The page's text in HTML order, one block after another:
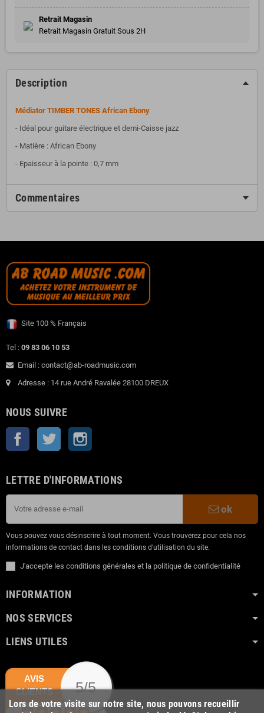
Retrait Magasin
Retrait Magasin Gratuit Sous 2H
Description
Médiator TIMBER TONES African Ebony
- Idéal pour guitare électrique et demi-Caisse jazz
- Matière : African Ebony
- Epaisseur à la pointe : 0,7 mm
Commentaires
Site 100 % Français
Tel : 09 83 06 10 53
Email : contact@ab-roadmusic.com
Adresse : 14 rue André Ravalée 28100 DREUX
NOUS SUIVRE
Facebook Twitter
LETTRE D'INFORMATIONS
ok
Vous pouvez vous désinscrire à tout moment. Vous trouverez pour cela nos
informations de contact dans les conditions d'utilisation du site.
J'accepte les conditions générales et la politique de confidentialité
INFORMATION
NOS SERVICES
LIENS UTILES
Lors de votre visite sur notre site, nous pouvons recueillir
AVIS
CLIENTS
5/5